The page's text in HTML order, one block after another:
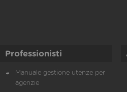
Professionisti
Manuale gestione utenze per
agenzie